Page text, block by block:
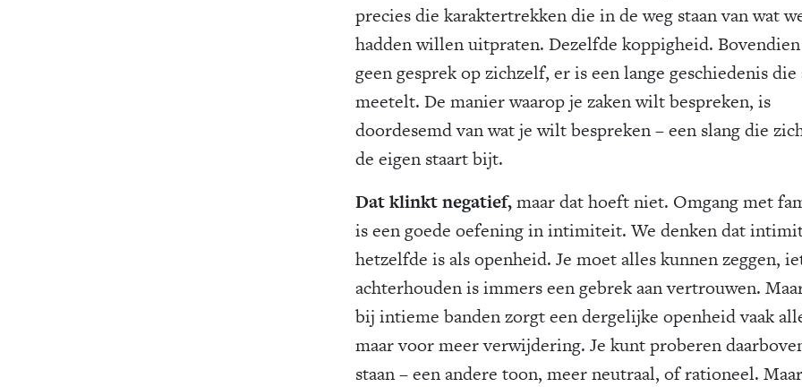
precies die karaktertrekken die in de weg staan van wat
hadden willen uitpraten. Dezelfde koppigheid.
geen gesprek op zichzelf, er is een lange geschiedenis
meetelt. De manier waarop je zaken wilt bespreken, is
doordesemd van wat je wilt bespreken – een slang die
de eigen staart bijt.
Dat klinkt negatief,maar dat hoeft niet. Omgang met
is een goede oefening in intimiteit. We denken dat
hetzelfde is als openheid. Je moet alles kunnen zeggen,
achterhouden is immers een gebrek aan vertrouwen.
bij intieme banden zorgt een dergelijke openheid vaak
maar voor meer verwijdering. Je kunt proberen
staan – een andere toon, meer neutraal, of rationeel.